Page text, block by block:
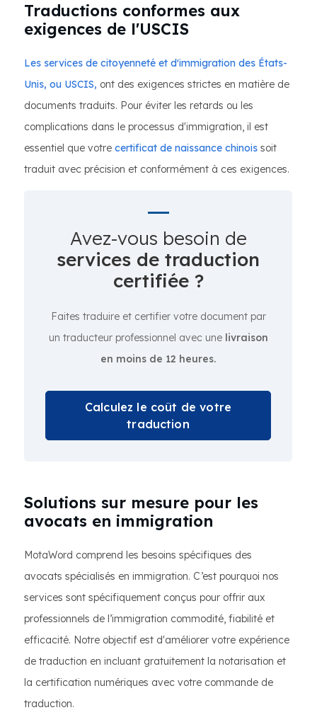
Traductions conformes aux
exigences de l'USCIS
Les services de citoyenneté et d'immigration des États-
Unis, ou USCIS, ont des exigences strictes en matière de
documents traduits. Pour éviter les retards ou les
complications dans le processus d'immigration, il est
essentiel que votre certificat de naissance chinois soit
traduit avec précision et conformément à ces exigences.
Avez-vous besoin de
services de traduction
certifiée ?
Faites traduire et certifier votre document par
un traducteur professionnel avec une livraison
en moins de 12 heures.
Calculez le coût de votre
traduction
Solutions sur mesure pour les
avocats en immigration
MotaWord comprend les besoins spécifiques des
avocats spécialisés en immigration. C’est pourquoi nos
services sont spécifiquement conçus pour offrir aux
professionnels de l’immigration commodité, fiabilité et
efficacité. Notre objectif est d'améliorer votre expérience
de traduction en incluant gratuitement la notarisation et
la certification numériques avec votre commande de
traduction.